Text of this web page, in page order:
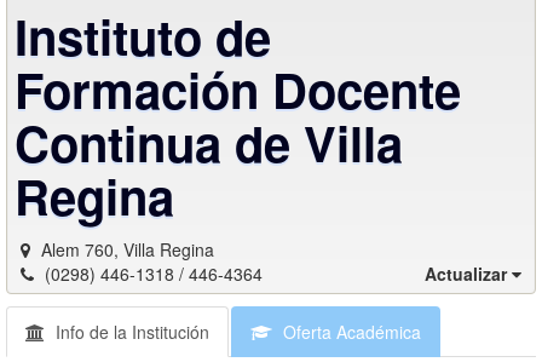
Instituto de
Formación Docente
Continua de Villa
Regina
Alem 760, Villa Regina
(0298) 446-1318 / 446-4364
Actualizar
Info de la Institución Oferta Académica